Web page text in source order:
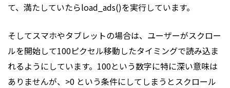
て、満たしていたらload_ads()を実行しています。
そしてスマホやタブレットの場合は、ユーザーがスクロー
ルを開始して100ピクセル移動したタイミングで読み込ま
れるようにしています。100という数字に特に深い意味は
ありませんが、>0 という条件にしてしまうとスクロール